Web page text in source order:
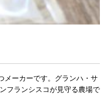
メーカーです。グランハ・サ
フランシスコが見守る農場で